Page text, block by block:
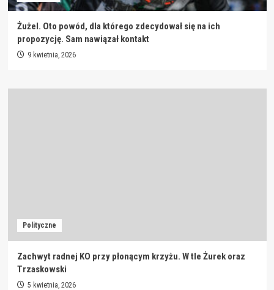
Żużel. Oto powód, dla którego zdecydował się na ich
propozycję. Sam nawiązał kontakt
9 kwietnia, 2026
Polityczne
Zachwyt radnej KO przy płonącym krzyżu. W tle Żurek oraz
Trzaskowski
5 kwietnia, 2026